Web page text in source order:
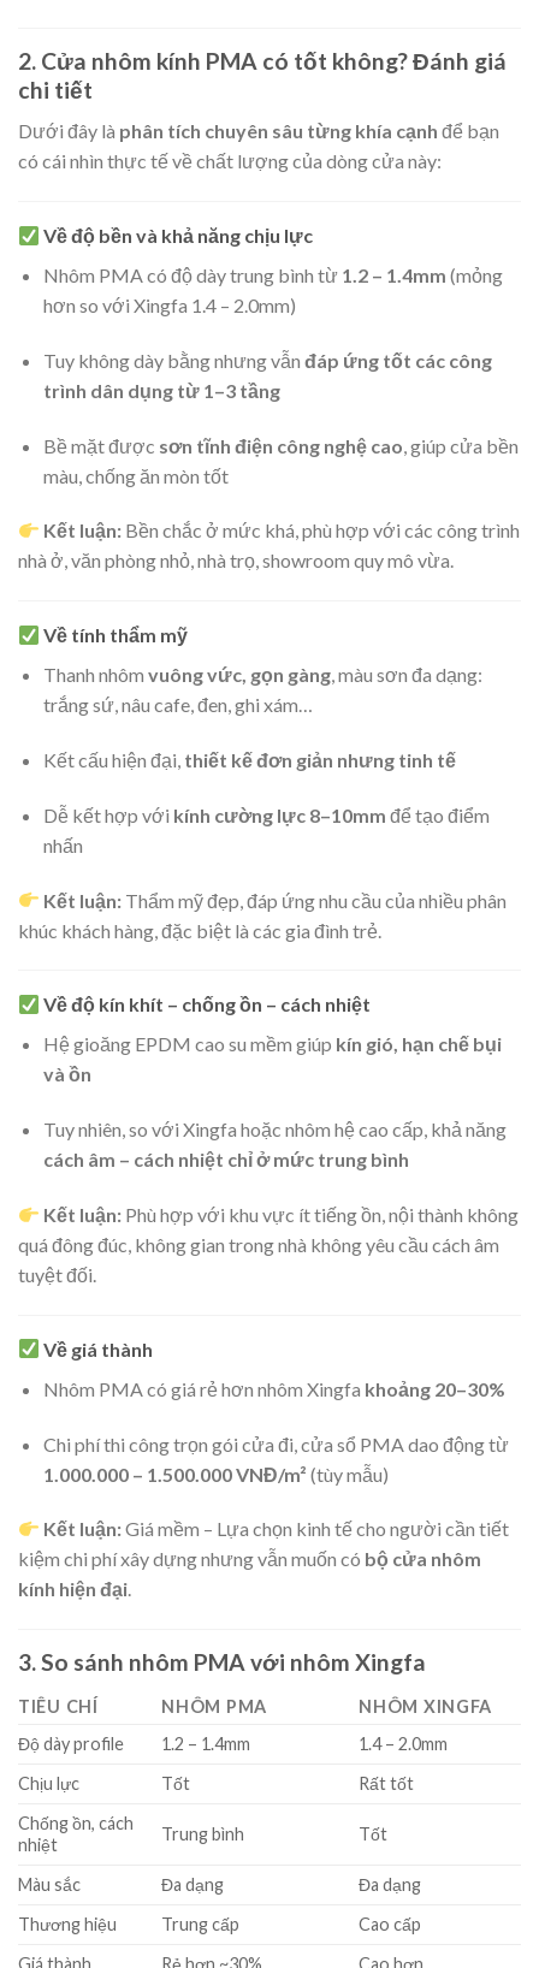
2. Cửa nhôm kính PMA có tốt không? Đánh giá
chi tiết
Dưới đây là phân tích chuyên sâu từng khía cạnh để bạn
có cái nhìn thực tế về chất lượng của dòng cửa này:
Về độ bền và khả năng chịu lực
Nhôm PMA có độ dày trung bình từ 1.2 – 1.4mm (mỏng
hơn so với Xingfa 1.4 – 2.0mm)
Tuy không dày bằng nhưng vẫn đáp ứng tốt các công
trình dân dụng từ 1–3 tầng
Bề mặt được sơn tĩnh điện công nghệ cao , giúp cửa bền
màu, chống ăn mòn tốt
Kết luận: Bền chắc ở mức khá, phù hợp với các công trình
nhà ở, văn phòng nhỏ, nhà trọ, showroom quy mô vừa.
Về tính thẩm mỹ
Thanh nhôm vuông vức, gọn gàng, màu sơn đa dạng:
trắng sứ, nâu cafe, đen, ghi xám…
Kết cấu hiện đại, thiết kế đơn giản nhưng tinh tế
Dễ kết hợp với kính cường lực 8–10mm để tạo điểm
nhấn
Kết luận: Thẩm mỹ đẹp, đáp ứng nhu cầu của nhiều phân
khúc khách hàng, đặc biệt là các gia đình trẻ.
Về độ kín khít – chống ồn – cách nhiệt
Hệ gioăng EPDM cao su mềm giúp kín gió, hạn chế bụi
và ồn
Tuy nhiên, so với Xingfa hoặc nhôm hệ cao cấp, khả năng
cách âm – cách nhiệt chỉ ở mức trung bình
Kết luận: Phù hợp với khu vực ít tiếng ồn, nội thành không
quá đông đúc, không gian trong nhà không yêu cầu cách âm
tuyệt đối.
Về giá thành
Nhôm PMA có giá rẻ hơn nhôm Xingfa khoảng 20–30%
Chi phí thi công trọn gói cửa đi, cửa sổ PMA dao động từ
1.000.000 – 1.500.000 VNĐ/m² (tùy mẫu)
Kết luận:Giá mềm – Lựa chọn kinh tế cho người cần tiết
kiệm chi phí xây dựng nhưng vẫn muốn có bộ cửa nhôm
kính hiện đại.
3. So sánh nhôm PMA với nhôm Xingfa
TIÊU CHÍ NHÔM PMA
NHÔM XINGFA
Độ dày profile
1.2 – 1.4mm
1.4 – 2.0mm
Chịu lực
Tốt
Rất tốt
Chống ồn, cách
nhiệt
Trung bình Tốt
Màu sắc Đa dạng
Đa dạng
Thương hiệu
Trung cấp
Cao cấp
Giá thành
Rẻ hơn ~30% Cao hơn